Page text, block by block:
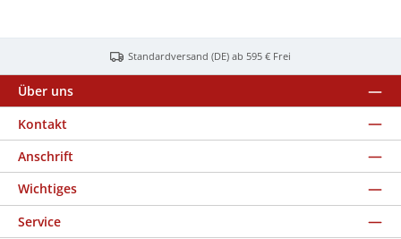
Standardversand (DE) ab 595 € Frei
Über uns
Kontakt
Anschrift
Wichtiges
Service